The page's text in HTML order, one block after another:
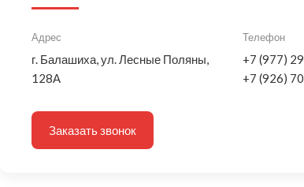
Адрес
г. Балашиха, ул. Лесные Поляны,
128А
Телефон
+7 (977)
+7 (926)
Заказать звонок